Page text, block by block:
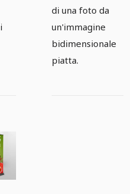
di una foto da
un'immagine
bidimensionale
piatta.